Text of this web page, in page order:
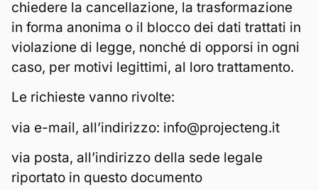
chiedere la cancellazione, la trasformazione
in forma anonima o il blocco dei dati trattati in
violazione di legge, nonché di opporsi in ogni
caso, per motivi legittimi, al loro trattamento.
Le richieste vanno rivolte:
via e-mail, all’indirizzo: info@projecteng.it
via posta, all’indirizzo della sede legale
riportato in questo documento